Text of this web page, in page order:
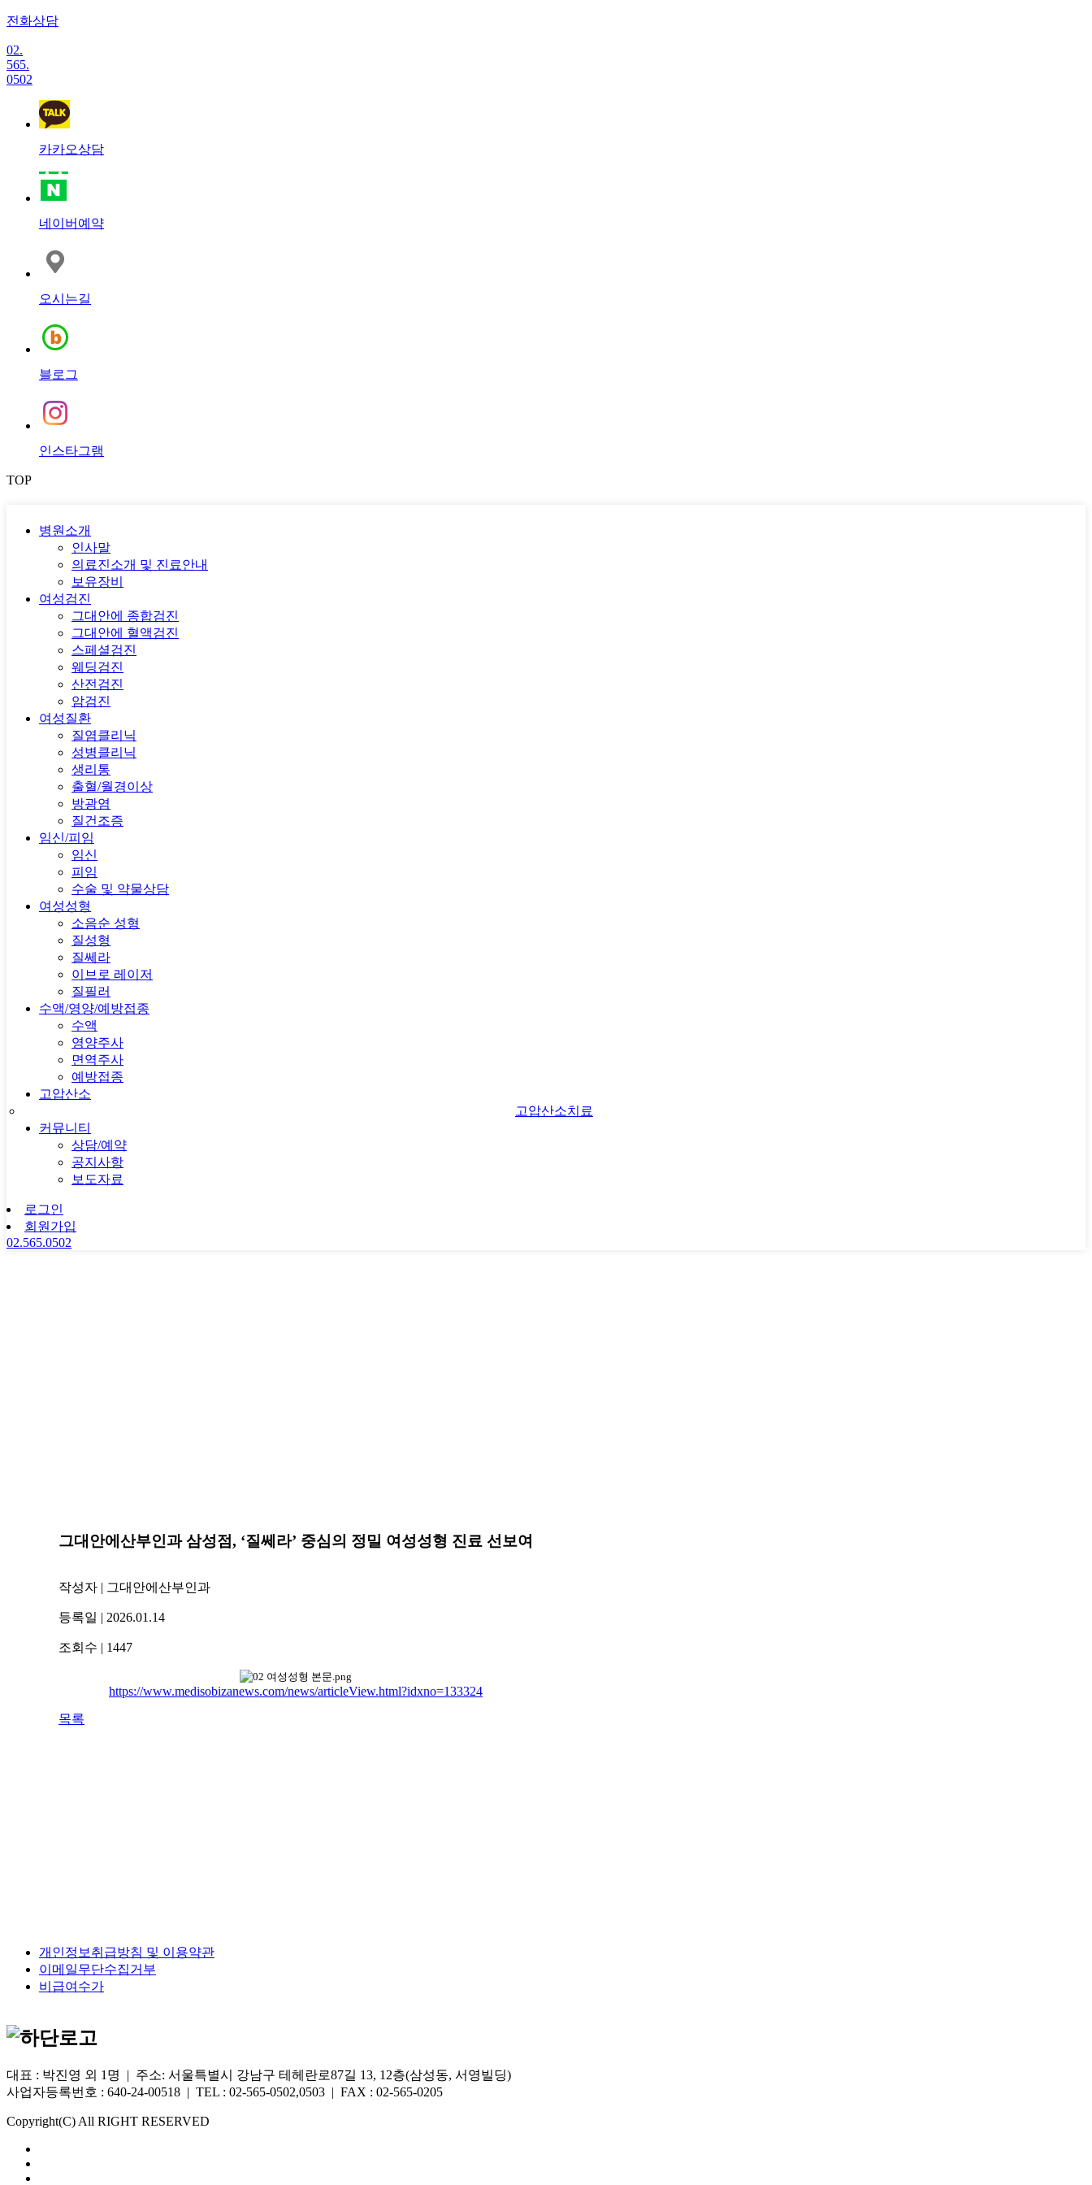
전화상담
02.
565.
0502
카카오상담
네이버예약
오시는길
블로그
인스타그램
TOP
병원소개
인사말
의료진소개 및 진료안내
보유장비
여성검진
그대안에 종합검진
그대안에 혈액검진
스페셜검진
웨딩검진
산전검진
암검진
여성질환
질염클리닉
성병클리닉
생리통
출혈/월경이상
방광염
질건조증
임신/피임
임신
피임
수술 및 약물상담
여성성형
소음순 성형
질성형
질쎄라
이브로 레이저
질필러
수액/영양/예방접종
수액
영양주사
면역주사
예방접종
고압산소
고압산소치료
커뮤니티
상담/예약
공지사항
보도자료
로그인
회원가입
02.565.0502
그대안에산부인과 삼성점, ‘질쎄라’ 중심의 정밀 여성성형 진료 선보여
작성자 | 그대안에산부인과
등록일 | 2026.01.14
조회수 | 1447
https://www.medisobizanews.com/news/articleView.html?idxno=133324
목록
개인정보취급방침 및 이용약관
이메일무단수집거부
비급여수가
대표 : 박진영 외 1명 | 주소: 서울특별시 강남구 테헤란로87길 13, 12층(삼성동, 서영빌딩)
사업자등록번호 : 640-24-00518 | TEL : 02-565-0502,0503 | FAX : 02-565-0205
Copyright(C) All RIGHT RESERVED